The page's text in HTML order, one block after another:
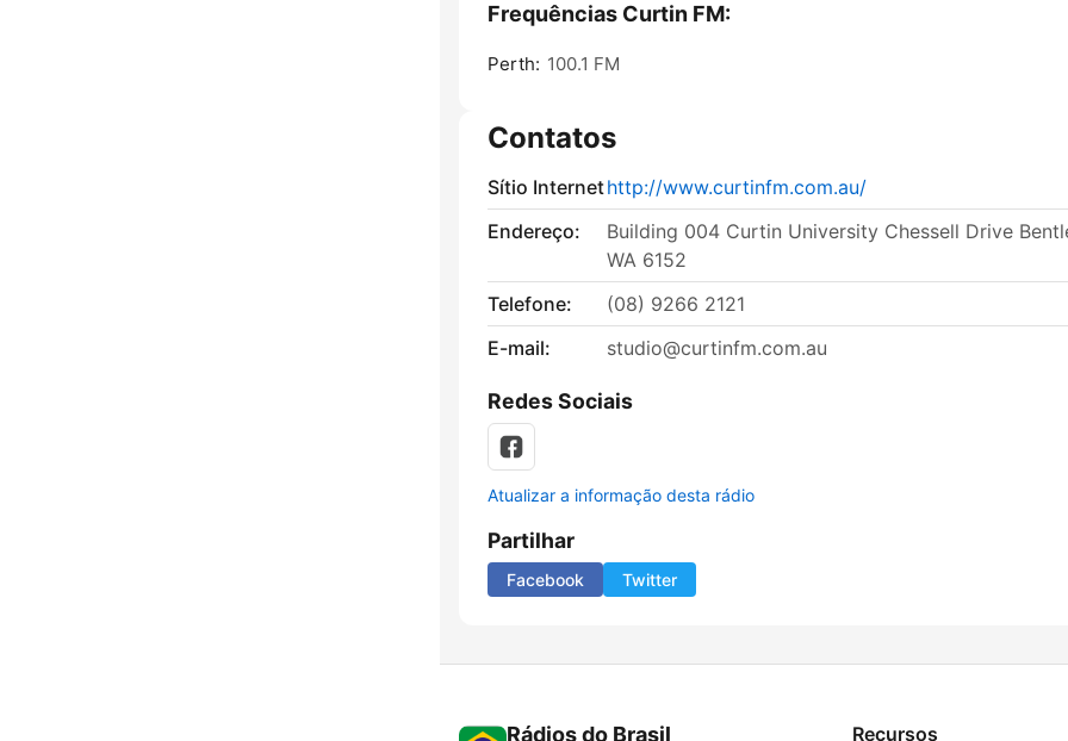
Frequências Curtin FM:
Perth: 100.1 FM
Contatos
Sítio Internethttp://www.curtinfm.com.au/
Endereço:
Building 004 Curtin University Chessell Drive
WA 6152
Telefone:
(08) 9266 2121
E-mail:
studio@curtinfm.com.au
Redes Sociais
Atualizar a informação desta rádio
Partilhar
Facebook Twitter
Rádios do Brasil Recursos